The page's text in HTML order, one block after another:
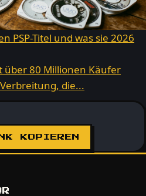
PSP-Titel und was sie 2026
über 80 Millionen Käufer
die...
KOPIEREN